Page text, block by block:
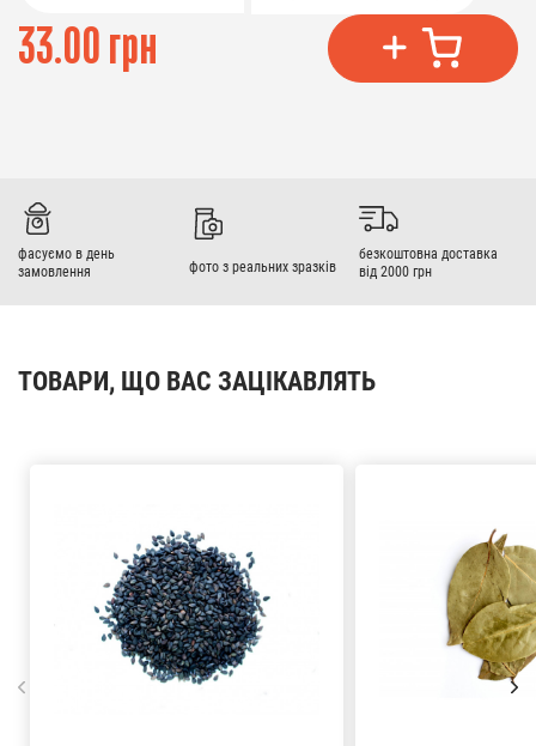
33.00 грн
фасуємо в день
замовлення
фото з реальних зразків
безкоштовна доставка
від 2000 грн
ТОВАРИ, ЩО ВАС ЗАЦІКАВЛЯТЬ